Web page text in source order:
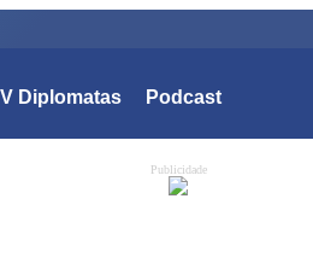
Diplomatas Podcast
Publicidade